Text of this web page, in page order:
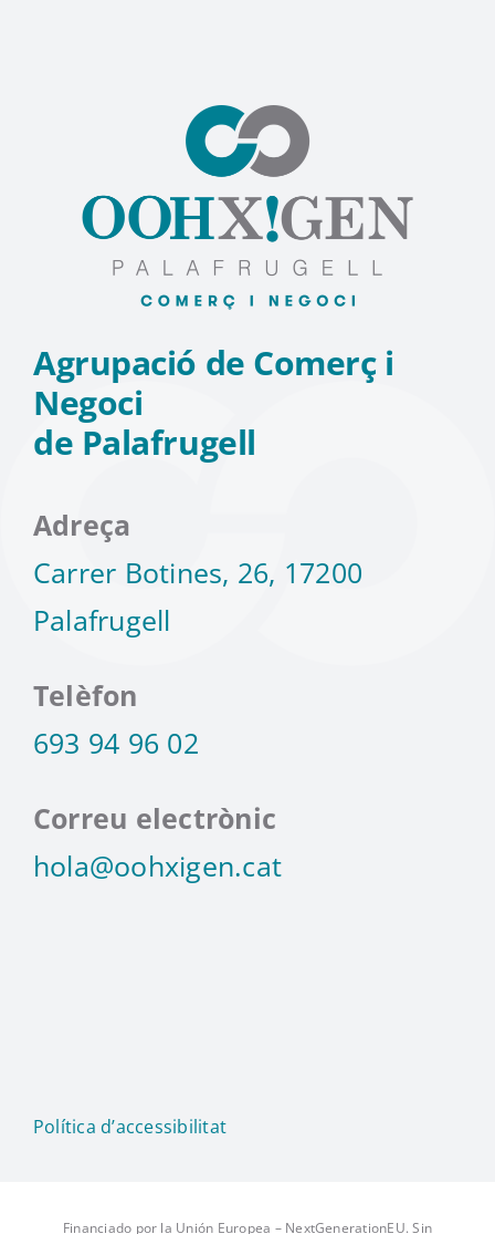
Agrupació de Comerç i
Negoci
de Palafrugell
Adreça
Carrer Botines, 26, 17200
Palafrugell
Telèfon
693 94 96 02
Correu electrònic
hola@oohxigen.cat
Política d’accessibilitat
Financiado por la Unión Europea – NextGenerationEU. Sin